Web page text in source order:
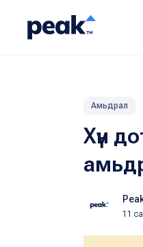
Амьдрал
Хүн
11